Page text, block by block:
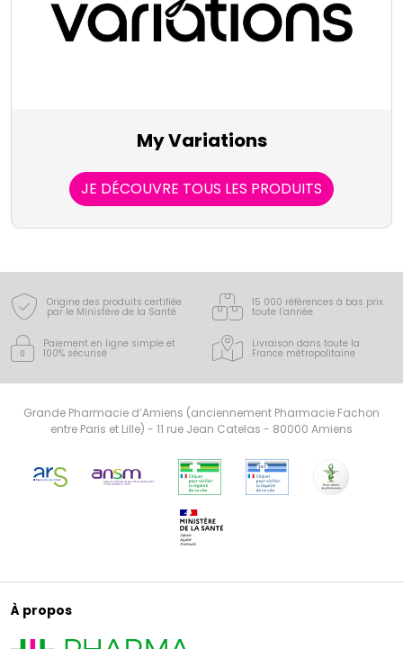
My Variations
JE DÉCOUVRE TOUS LES PRODUITS
Origine des produits certifiée
par le Ministère de la Santé
15 000 références à bas prix
toute l’année
Paiement en ligne simple et
100% sécurisé
Livraison dans toute la
France métropolitaine
Grande Pharmacie d’Amiens (anciennement Pharmacie Fachon
entre Paris et Lille) - 11 rue Jean Catelas - 80000 Amiens
À propos